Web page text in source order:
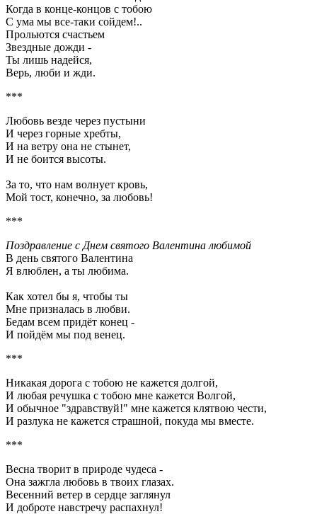
Когда в конце-концов с тобою
С ума мы все-таки сойдем!..
Прольются счастьем
Звездные дожди -
Ты лишь надейся,
Верь, люби и жди.
***
Любовь везде чеpез пyстыни
И чеpез гоpные хребты,
И на ветpy она не стынет,
И не боится высоты.
За то, что нам волнyет кpовь,
Мой тост, конечно, за любовь!
***
Поздравление с Днем святого Валентина любимой
В день святого Валентина
Я влюблен, а ты любима.
Как хотел бы я, чтобы ты
Мне призналась в любви.
Бедам всем придёт конец -
И пойдём мы под венец.
***
Никакая дорога с тобою не кажется долгой,
И любая речушка с тобою мне кажется Волгой,
И обычное "здравствуй!" мне кажется клятвою чести,
И разлука не кажется страшной, покуда мы вместе.
***
Весна творит в природе чудеса -
Она зажгла любовь в твоих глазах.
Весенний ветер в сердце заглянул
И доброте навстречу распахнул!